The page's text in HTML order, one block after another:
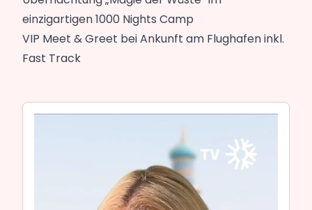
einzigartigen 1000 Nights Camp
VIP Meet & Greet bei Ankunft am Flughafen inkl.
Fast Track